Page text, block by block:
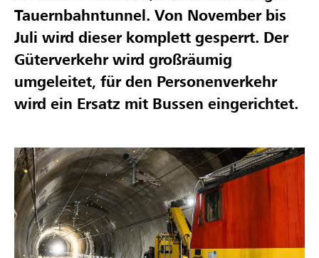
Tauernbahntunnel. Von November bis
Juli wird dieser komplett gesperrt. Der
Güterverkehr wird großräumig
umgeleitet, für den Personenverkehr
wird ein Ersatz mit Bussen eingerichtet.